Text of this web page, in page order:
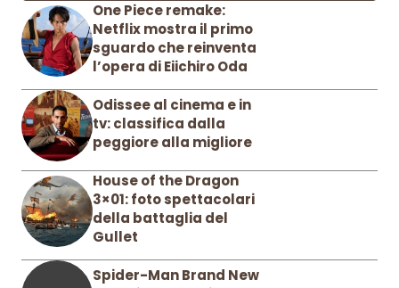
One Piece remake:
Netflix mostra il primo
sguardo che reinventa
l’opera di Eiichiro Oda
Odissee al cinema e in
tv: classifica dalla
peggiore alla migliore
House of the Dragon
3×01: foto spettacolari
della battaglia del
Gullet
Spider-Man Brand New